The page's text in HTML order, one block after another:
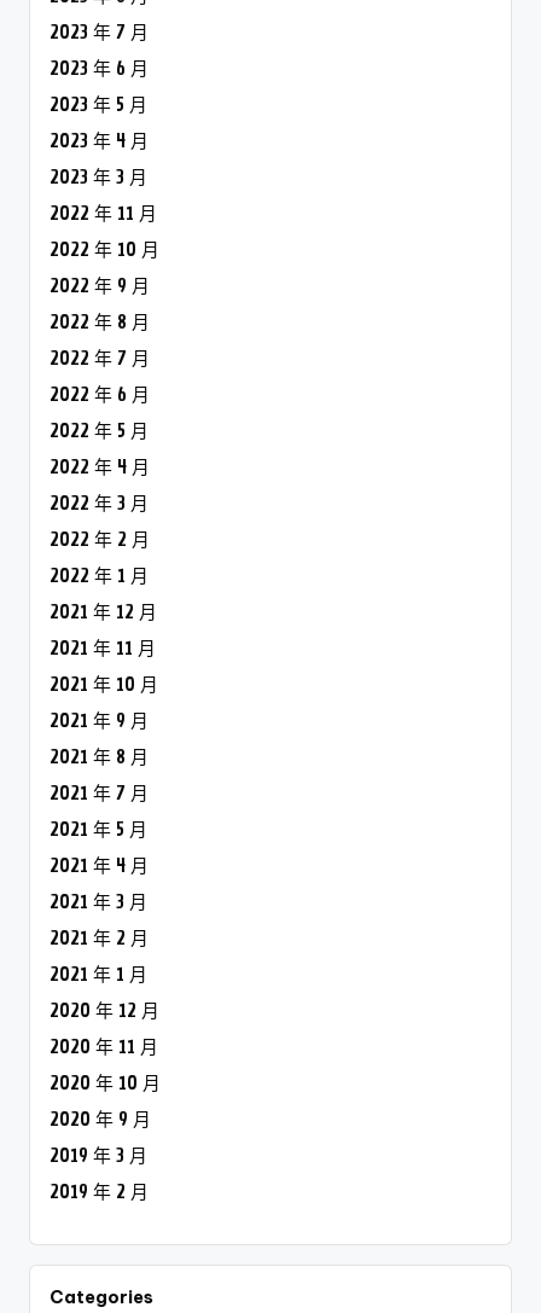
2023 年 7 月
2023 年 6 月
2023 年 5 月
2023 年 4 月
2023 年 3 月
2022 年 11 月
2022 年 10 月
2022 年 9 月
2022 年 8 月
2022 年 7 月
2022 年 6 月
2022 年 5 月
2022 年 4 月
2022 年 3 月
2022 年 2 月
2022 年 1 月
2021 年 12 月
2021 年 11 月
2021 年 10 月
2021 年 9 月
2021 年 8 月
2021 年 7 月
2021 年 5 月
2021 年 4 月
2021 年 3 月
2021 年 2 月
2021 年 1 月
2020 年 12 月
2020 年 11 月
2020 年 10 月
2020 年 9 月
2019 年 3 月
2019 年 2 月
Categories